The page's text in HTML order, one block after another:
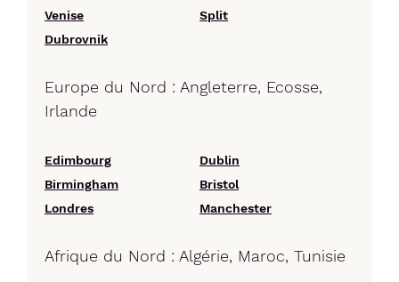
Venise
Split
Dubrovnik
Europe du Nord : Angleterre, Ecosse,
Irlande
Edimbourg
Dublin
Birmingham
Bristol
Londres
Manchester
Afrique du Nord : Algérie, Maroc, Tunisie